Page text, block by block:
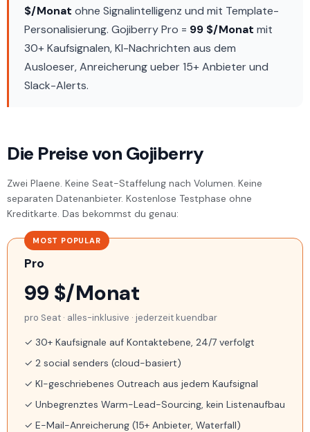
$/Monat ohne Signalintelligenz und mit Template-
Personalisierung. Gojiberry Pro = 99 $/Monat mit
30+ Kaufsignalen, KI-Nachrichten aus dem
Ausloeser, Anreicherung ueber 15+ Anbieter und
Slack-Alerts.
Die Preise von Gojiberry
Zwei Plaene. Keine Seat-Staffelung nach Volumen. Keine
separaten Datenanbieter. Kostenlose Testphase ohne
Kreditkarte. Das bekommst du genau:
MOST POPULAR
Pro
99 $/Monat
pro Seat · alles-inklusive · jederzeit kuendbar
✓ 30+ Kaufsignale auf Kontaktebene, 24/7 verfolgt
✓ 2 social senders (cloud-basiert)
✓ KI-geschriebenes Outreach aus jedem Kaufsignal
✓ Unbegrenztes Warm-Lead-Sourcing, kein Listenaufbau
✓ E-Mail-Anreicherung (15+ Anbieter, Waterfall)